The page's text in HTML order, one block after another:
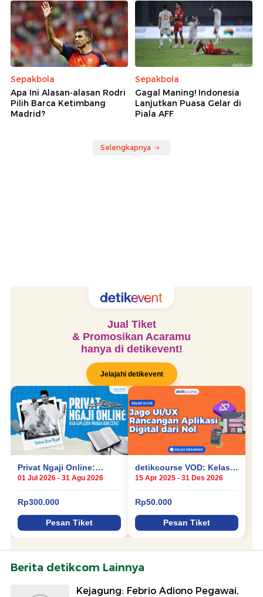
Sepakbola
Apa Ini Alasan-alasan Rodri
Pilih Barca Ketimbang
Madrid?
Sepakbola
Gagal Maning! Indonesia
Lanjutkan Puasa Gelar di
Piala AFF
Selengkapnya
Berita detikcom Lainnya
Kejagung: Febrio Adiono Pegawai,